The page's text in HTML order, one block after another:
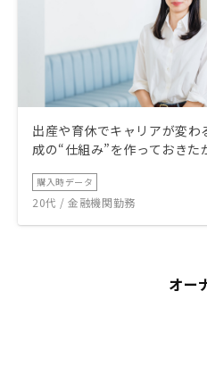
出産や育休でキャリアが変わ
成の“仕組み”を作っておきた
購入時データ
20代 / 金融機関勤務
オー